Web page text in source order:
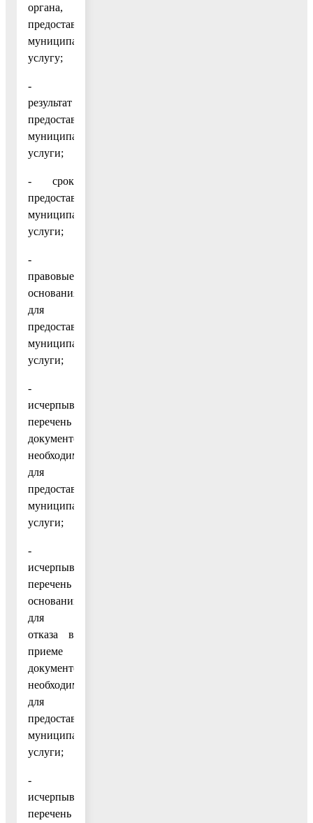
органа,
предоставляющего
муниципальную
услугу;
-
результат
предоставления
муниципальной
услуги;
- срок
предоставления
муниципальной
услуги;
-
правовые
основания
для
предоставления
муниципальной
услуги;
-
исчерпывающий
перечень
документов,
необходимых
для
предоставления
муниципальной
услуги;
-
исчерпывающий
перечень
оснований
для
отказа в
приеме
документов,
необходимых
для
предоставления
муниципальной
услуги;
-
исчерпывающий
перечень